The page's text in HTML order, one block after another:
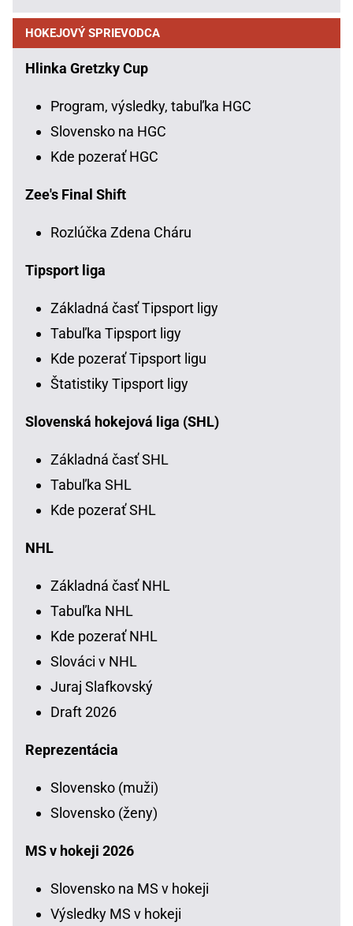
HOKEJOVÝ SPRIEVODCA
Hlinka Gretzky Cup
Program, výsledky, tabuľka HGC
Slovensko na HGC
Kde pozerať HGC
Zee's Final Shift
Rozlúčka Zdena Cháru
Tipsport liga
Základná časť Tipsport ligy
Tabuľka Tipsport ligy
Kde pozerať Tipsport ligu
Štatistiky Tipsport ligy
Slovenská hokejová liga (SHL)
Základná časť SHL
Tabuľka SHL
Kde pozerať SHL
NHL
Základná časť NHL
Tabuľka NHL
Kde pozerať NHL
Slováci v NHL
Juraj Slafkovský
Draft 2026
Reprezentácia
Slovensko (muži)
Slovensko (ženy)
MS v hokeji 2026
Slovensko na MS v hokeji
Výsledky MS v hokeji